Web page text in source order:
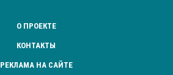
О ПРОЕКТЕ
КОНТАКТЫ
РЕКЛАМА НА САЙТЕ